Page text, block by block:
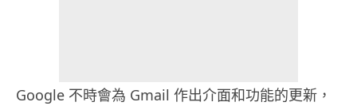
Google 不時會為 Gmail 作出介面和功能的更新，